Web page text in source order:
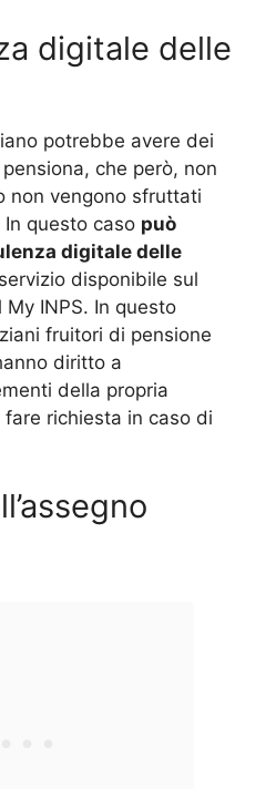
digitale delle
potrebbe avere dei
che però, non
non vengono sfruttati
In questo caso può
digitale delle
disponibile sul
INPS. In questo
fruitori di pensione
diritto a
della propria
richiesta in caso di